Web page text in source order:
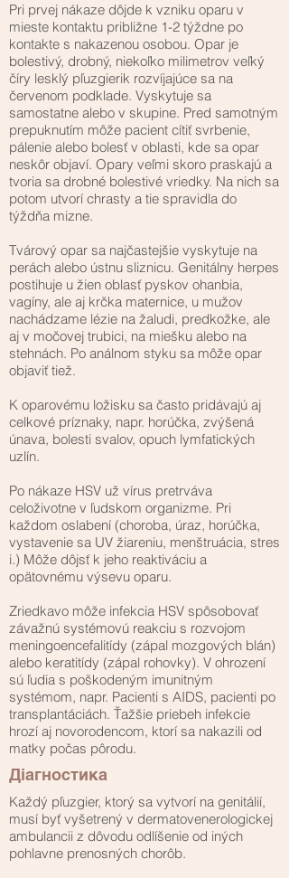
Pri prvej nákaze dôjde k vzniku oparu v
mieste kontaktu približne 1-2 týždne po
kontakte s nakazenou osobou. Opar je
bolestivý, drobný, niekoľko milimetrov veľký
číry lesklý pľuzgierik rozvíjajúce sa na
červenom podklade. Vyskytuje sa
samostatne alebo v skupine. Pred samotným
prepuknutím môže pacient cítiť svrbenie,
pálenie alebo bolesť v oblasti, kde sa opar
neskôr objaví. Opary veľmi skoro praskajú a
tvoria sa drobné bolestivé vriedky. Na nich sa
potom utvorí chrasty a tie spravidla do
týždňa mizne.
Tvárový opar sa najčastejšie vyskytuje na
perách alebo ústnu sliznicu. Genitálny herpes
postihuje u žien oblasť pyskov ohanbia,
vagíny, ale aj krčka maternice, u mužov
nachádzame lézie na žaludi, predkožke, ale
aj v močovej trubici, na miešku alebo na
stehnách. Po análnom styku sa môže opar
objaviť tiež.
K oparovému ložisku sa často pridávajú aj
celkové príznaky, napr. horúčka, zvýšená
únava, bolesti svalov, opuch lymfatických
uzlín.
Po nákaze HSV už vírus pretrváva
celoživotne v ľudskom organizme. Pri
každom oslabení (choroba, úraz, horúčka,
vystavenie sa UV žiareniu, menštruácia, stres
i.) Môže dôjsť k jeho reaktiváciu a
opätovnému výsevu oparu.
Zriedkavo môže infekcia HSV spôsobovať
závažnú systémovú reakciu s rozvojom
meningoencefalitídy (zápal mozgových blán)
alebo keratitídy (zápal rohovky). V ohrození
sú ľudia s poškodeným imunitným
systémom, napr. Pacienti s AIDS, pacienti po
transplantáciách. Ťažšie priebeh infekcie
hrozí aj novorodencom, ktorí sa nakazili od
matky počas pôrodu.
Діагностика
Každý pľuzgier, ktorý sa vytvorí na genitálií,
musí byť vyšetrený v dermatovenerologickej
ambulancii z dôvodu odlíšenie od iných
pohlavne prenosných chorôb.